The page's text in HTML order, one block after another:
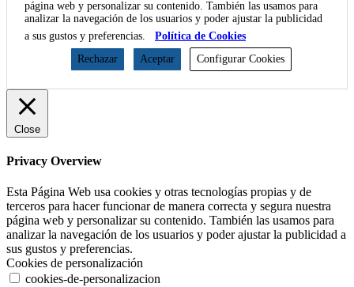
página web y personalizar su contenido. También las usamos para
analizar la navegación de los usuarios y poder ajustar la publicidad
a sus gustos y preferencias.
Política de Cookies
Rechazar
Aceptar Configurar Cookies
Close
Privacy Overview
Esta Página Web usa cookies y otras tecnologías propias y de
terceros para hacer funcionar de manera correcta y segura nuestra
página web y personalizar su contenido. También las usamos para
analizar la navegación de los usuarios y poder ajustar la publicidad a
sus gustos y preferencias.
Cookies de personalización
cookies-de-personalizacion